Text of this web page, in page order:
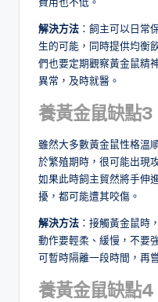
解決方法 ：飼主可以日常
生的可能，同時提供均衡
們也要定期觀察黃金鼠精
異常，及時就醫。
養黃金鼠缺點3
雖然大多數黃金鼠性格溫
於繁殖期時，很可能出現
如果此時飼主貿然將手伸
擾，都可能遭其咬傷。
解決方法 ：接觸黃金鼠時
動作要輕柔、緩慢，不要
可暫時隔離一段時間，再
養黃金鼠缺點4